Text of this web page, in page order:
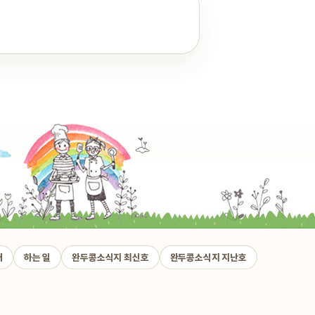
하는 일 완두콩소식지 최신호 완두콩소식지 지난호